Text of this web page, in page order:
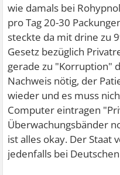
wie damals bei
pro Tag 20-30
steckte da mit drine zu
Gesetz bezüglich
gerade zu "Korruption"
Nachweis nötig, der
wieder und es muss
Computer eintragen
Überwachungsbänder
ist alles okay. Der Staat
jedenfalls bei